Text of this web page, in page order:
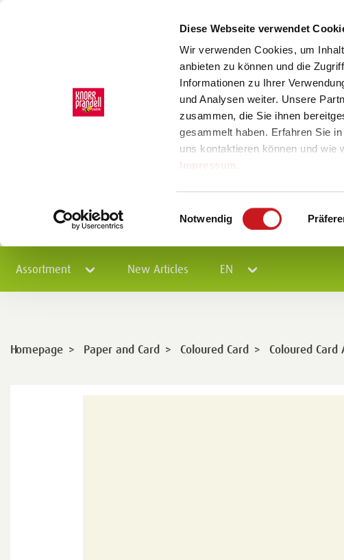
Diese Webseite verwendet
Wir verwenden Cookies, um
anbieten zu können und die
Informationen zu Ihrer
und Analysen weiter. Unsere
zusammen, die Sie ihnen
gesammelt haben. Erfahren Sie
uns kontaktieren können und wie
Impressum
Einwilligungsauswahl
Notwendig
Assortment New Articles EN
Homepage > Paper and Card > Coloured Card > Coloured Card